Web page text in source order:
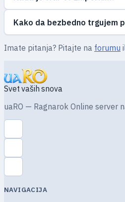
Kako da bezbedno trgujem
Imate pitanja? Pitajte na forumu
Svet vaših snova
uaRO — Ragnarok Online server
NAVIGACIJA